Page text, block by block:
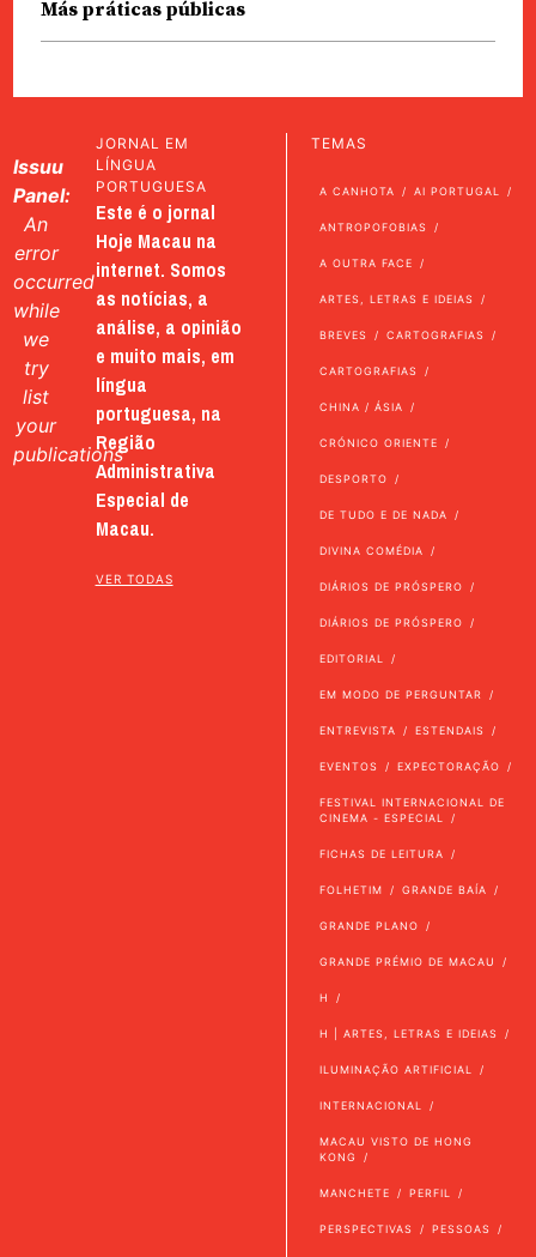
Más práticas públicas
Issuu
Panel:
An
error
occurred
while
we
try
list
your
publications
JORNAL EM
LÍNGUA
PORTUGUESA
Este é o jornal
Hoje Macau na
internet. Somos
as notícias, a
análise, a opinião
e muito mais, em
língua
portuguesa, na
Região
Administrativa
Especial de
Macau.
VER TODAS
TEMAS
A CANHOTA AI PORTUGAL
ANTROPOFOBIAS
A OUTRA FACE
ARTES, LETRAS E IDEIAS
BREVES CARTOGRAFIAS
CARTOGRAFIAS
CHINA / ÁSIA
CRÓNICO ORIENTE
DESPORTO
DE TUDO E DE NADA
DIVINA COMÉDIA
DIÁRIOS DE PRÓSPERO
DIÁRIOS DE PRÓSPERO
EDITORIAL
EM MODO DE PERGUNTAR
ENTREVISTA ESTENDAIS
EVENTOS EXPECTORAÇÃO
FESTIVAL INTERNACIONAL DE
CINEMA - ESPECIAL
FICHAS DE LEITURA
FOLHETIM GRANDE BAÍA
GRANDE PLANO
GRANDE PRÉMIO DE MACAU
H
H | ARTES, LETRAS E IDEIAS
ILUMINAÇÃO ARTIFICIAL
INTERNACIONAL
MACAU VISTO DE HONG
KONG
MANCHETE PERFIL
PERSPECTIVAS PESSOAS